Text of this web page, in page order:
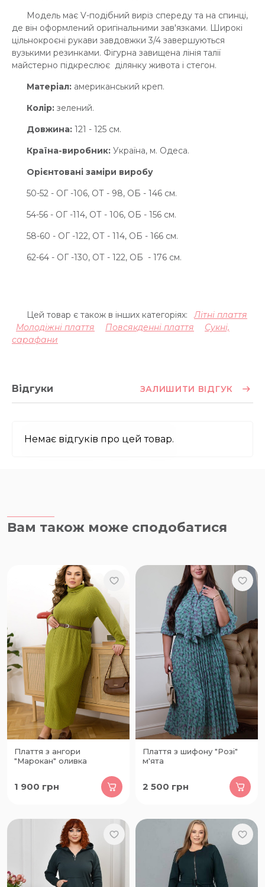
Модель має V-подібний виріз спереду та на спинці,
де він оформлений оригінальними зав'язками. Широкі
цільнокроєні рукави завдовжки 3/4 завершуються
вузькими резинками. Фігурна завищена лінія талії
майстерно підкреслює ділянку живота і стегон.
Матеріал: американський креп.
Колір: зелений.
Довжина: 121 - 125 см.
Країна-виробник: Україна, м. Одеса.
Орієнтовані заміри виробу
50-52 - ОГ -106, ОТ - 98, ОБ - 146 см.
54-56 - ОГ -114, ОТ - 106, ОБ - 156 см.
58-60 - ОГ -122, ОТ - 114, ОБ - 166 см.
62-64 - ОГ -130, ОТ - 122, ОБ - 176 см.
Цей товар є також в інших категоріях:
Літні плаття
Молодіжні плаття
Повсякденні плаття
Сукні,
сарафани
Відгуки ЗАЛИШИТИ ВІДГУК
Немає відгуків про цей товар.
Вам також може сподобатися
Плаття з ангори
"Марокан" оливка
1 900 грн
Плаття з шифону "Розі"
м'ята
2 500 грн